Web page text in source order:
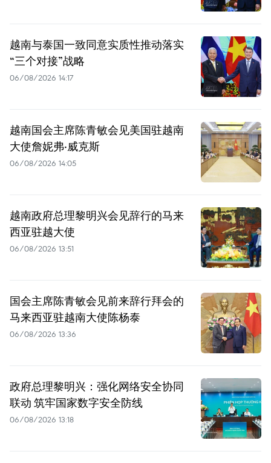
越南与泰国一致同意实质性推动落实
“三个对接”战略
06/08/2026 14:17
越南国会主席陈青敏会见美国驻越南
大使詹妮弗·威克斯
06/08/2026 14:05
越南政府总理黎明兴会见辞行的马来
西亚驻越大使
06/08/2026 13:51
国会主席陈青敏会见前来辞行拜会的
马来西亚驻越南大使陈杨泰
06/08/2026 13:36
政府总理黎明兴：强化网络安全协同
联动 筑牢国家数字安全防线
06/08/2026 13:18